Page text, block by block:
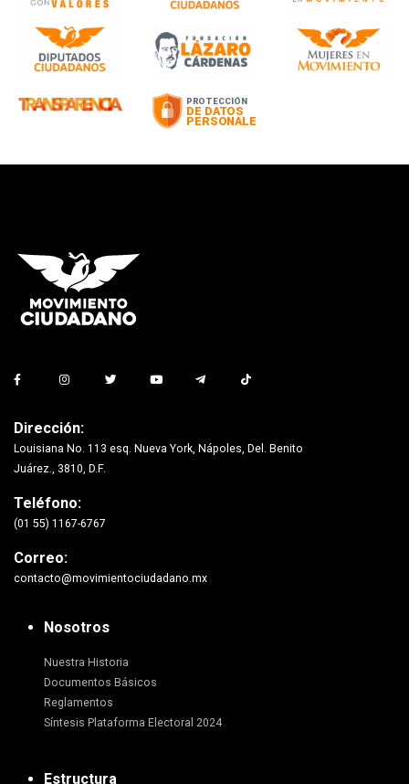
Dirección:
Louisiana No. 113 esq. Nueva York, Nápoles, Del. Benito
Juárez., 3810, D.F.
Teléfono:
(01 55) 1167-6767
Correo:
contacto@movimientociudadano.mx
Nosotros
Nuestra Historia
Documentos Básicos
Reglamentos
Síntesis Plataforma Electoral 2024
Estructura